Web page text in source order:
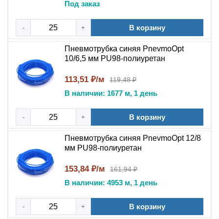
обеспечивают плотное прилегание в фитингах, что
критично для герметичности линии.
Ключевые преимущества данной модели:
Сохраняет герметичность пневмолинии благодаря
стабильности наружного диаметра.
Устойчива к многократным изгибам без потери
прочности.
Подходит для длительной эксплуатации в
условиях заводских цехов.
Обеспечивает удобный монтаж за счет
эластичности и легкости.
Сравнение с аналогами
По сравнению с бюджетными аналогами, трубка
PnevmoOpt отличается стабильностью размеров по
Под заказ
- + В корзину
Пневмотрубка синяя PnevmoOpt
10/6,5 мм PU98-полиуретан
113,51 ₽/м 119,48 ₽
В наличии: 1677 м, 1 день
- + В корзину
Пневмотрубка синяя PnevmoOpt 12/8
мм PU98-полиуретан
153,84 ₽/м 161,94 ₽
В наличии: 4953 м, 1 день
- + В корзину